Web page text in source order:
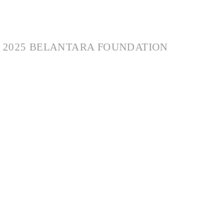
BELANTARA FOUNDATION